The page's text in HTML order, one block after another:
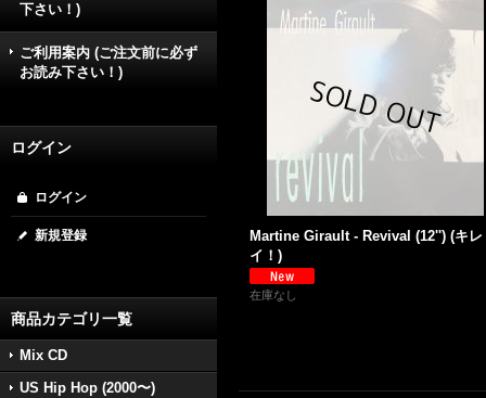
下さい！)
ご利用案内 (ご注文前に必ず
お読み下さい！)
ログイン
ログイン
新規登録
商品カテゴリ一覧
Mix CD
US Hip Hop (2000〜)
Martine Girault - Revival (12'') (キレ
イ！)
在庫なし